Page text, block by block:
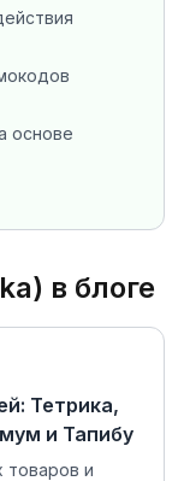
основе
в блоге
Тетрика,
и Тапибу
товаров и